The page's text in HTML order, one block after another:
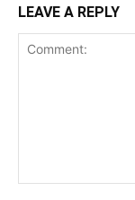
LEAVE A REPLY